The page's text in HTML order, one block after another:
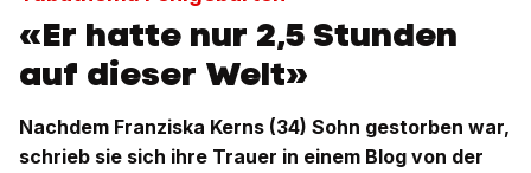
«Er hatte nur 2,5 Stunden
auf dieser Welt»
Nachdem Franziska Kerns (34) Sohn gestorben war,
schrieb sie sich ihre Trauer in einem Blog von der